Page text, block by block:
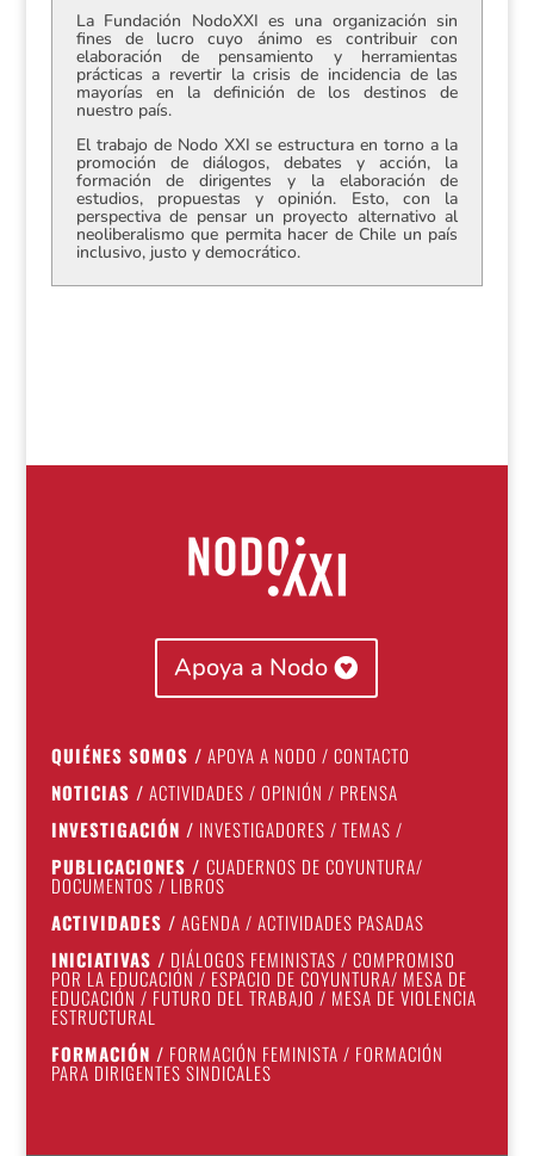
La Fundación NodoXXI es una organización sin
fines de lucro cuyo ánimo es contribuir con
elaboración de pensamiento y herramientas
prácticas a revertir la crisis de incidencia de las
mayorías en la definición de los destinos de
nuestro país.
El trabajo de Nodo XXI se estructura en torno a la
promoción de diálogos, debates y acción, la
formación de dirigentes y la elaboración de
estudios, propuestas y opinión. Esto, con la
perspectiva de pensar un proyecto alternativo al
neoliberalismo que permita hacer de Chile un país
inclusivo, justo y democrático.
Apoya a Nodo
QUIÉNES SOMOS / APOYA A NODO / CONTACTO
NOTICIAS / ACTIVIDADES / OPINIÓN / PRENSA
INVESTIGACIÓN / INVESTIGADORES / TEMAS /
PUBLICACIONES / CUADERNOS DE COYUNTURA/
DOCUMENTOS / LIBROS
ACTIVIDADES / AGENDA / ACTIVIDADES PASADAS
INICIATIVAS / DIÁLOGOS FEMINISTAS / COMPROMISO
POR LA EDUCACIÓN / ESPACIO DE COYUNTURA/ MESA DE
EDUCACIÓN / FUTURO DEL TRABAJO / MESA DE VIOLENCIA
ESTRUCTURAL
FORMACIÓN / FORMACIÓN FEMINISTA / FORMACIÓN
PARA DIRIGENTES SINDICALES